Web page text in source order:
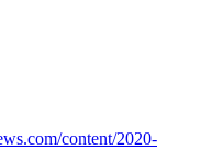
content/2020-